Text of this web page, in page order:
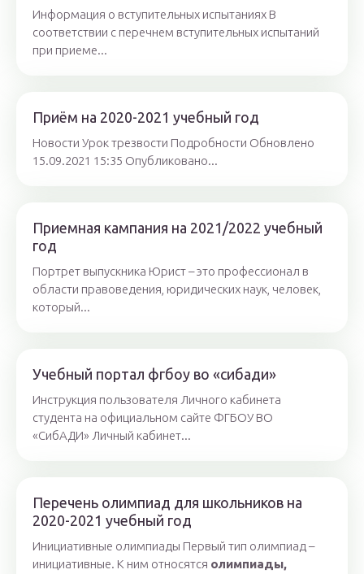
Информация о вступительных испытаниях В
соответствии с перечнем вступительных испытаний
при приеме...
Приём на 2020-2021 учебный год
Новости Урок трезвости Подробности Обновлено
15.09.2021 15:35 Опубликовано...
Приемная кампания на 2021/2022 учебный
год
Портрет выпускника Юрист – это профессионал в
области правоведения, юридических наук, человек,
который...
Учебный портал фгбоу во «сибади»
Инструкция пользователя Личного кабинета
студента на официальном сайте ФГБОУ ВО
«СибАДИ» Личный кабинет...
Перечень олимпиад для школьников на
2020-2021 учебный год
Инициативные олимпиады Первый тип олимпиад –
инициативные. К ним относятся олимпиады,